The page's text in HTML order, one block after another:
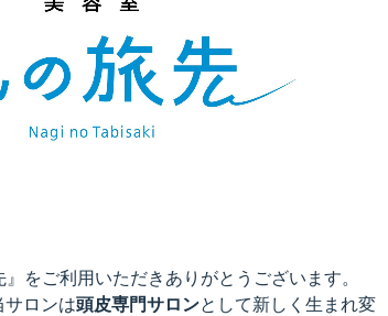
をご利用いただきありがとうございます。
サロンは頭皮専門サロンとして新しく生まれ変